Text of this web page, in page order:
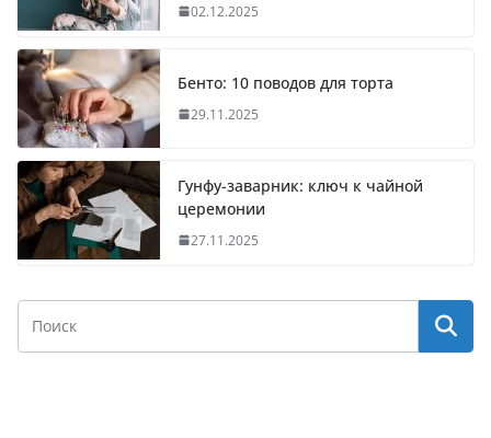
02.12.2025
Бенто: 10 поводов для торта
29.11.2025
Гунфу-заварник: ключ к чайной
церемонии
27.11.2025